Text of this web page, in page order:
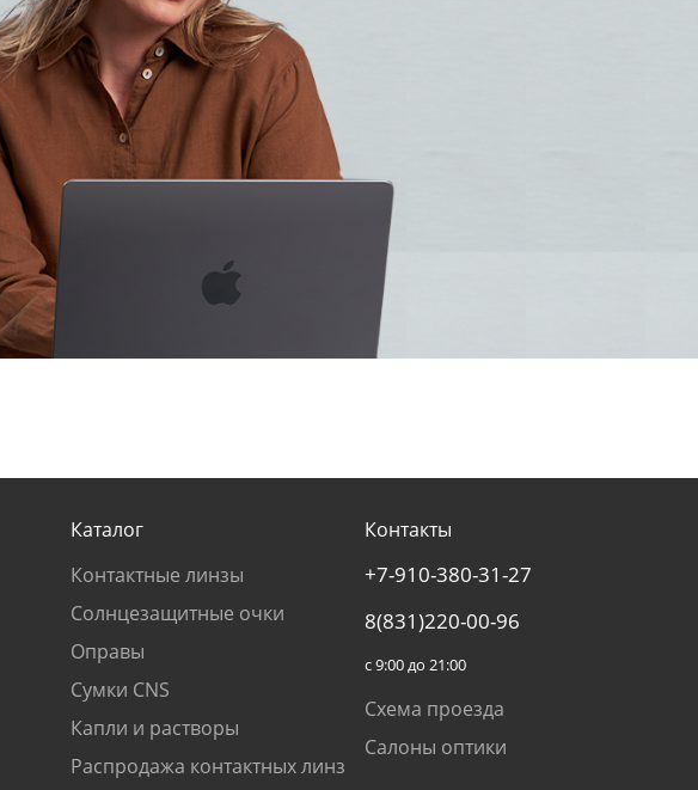
Каталог
Контактные линзы
Солнцезащитные очки
Оправы
Сумки CNS
Капли и растворы
Распродажа контактных линз
Контакты
+7-910-380-31-27
8(831)220-00-96
с 9:00 до 21:00
Схема проезда
Салоны оптики